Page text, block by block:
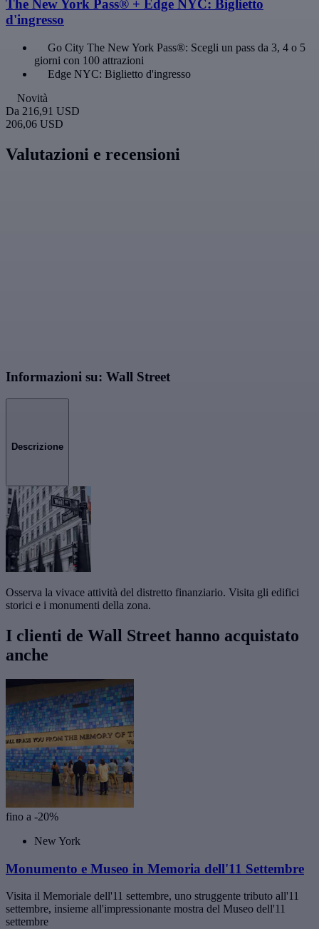
The New York Pass® + Edge NYC: Biglietto
d'ingresso
Go City The New York Pass®: Scegli un pass da 3, 4 o 5
giorni con 100 attrazioni
Edge NYC: Biglietto d'ingresso
Novità
Da 216,91 USD
206,06 USD
Valutazioni e recensioni
Informazioni su: Wall Street
Descrizione
Osserva la vivace attività del distretto finanziario. Visita gli edifici
storici e i monumenti della zona.
I clienti de Wall Street hanno acquistato
anche
fino a -20%
New York
Monumento e Museo in Memoria dell'11 Settembre
Visita il Memoriale dell'11 settembre, uno struggente tributo all'11
settembre, insieme all'impressionante mostra del Museo dell'11
settembre